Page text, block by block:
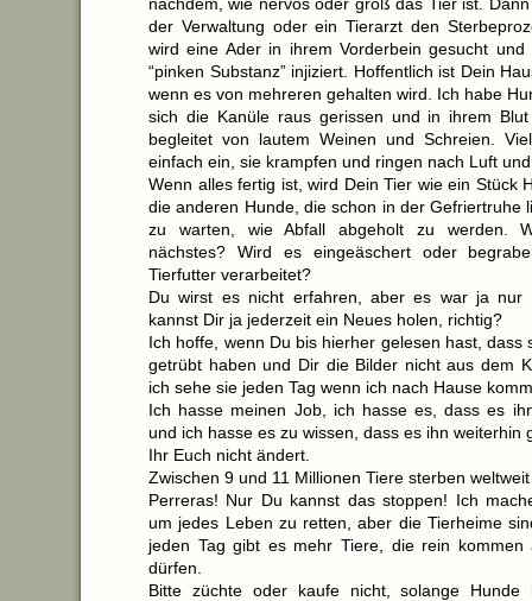
der Verwaltung oder ein Tierarzt den
wird eine Ader in ihrem Vorderbein gesucht und
“pinken Substanz” injiziert. Hoffentlich ist Dein
wenn es von mehreren gehalten wird. Ich habe
sich die Kanüle raus gerissen und in ihrem
begleitet von lautem Weinen und Schreien.
einfach ein, sie krampfen und ringen nach Luft
Wenn alles fertig ist, wird Dein Tier wie ein Stück
die anderen Hunde, die schon in der Gefriertruhe
zu warten, wie Abfall abgeholt zu werden.
nächstes? Wird es eingeäschert oder
Tierfutter verarbeitet?
Du wirst es nicht erfahren, aber es war ja nur
kannst Dir ja jederzeit ein Neues holen, richtig?
Ich hoffe, wenn Du bis hierher gelesen hast, dass
getrübt haben und Dir die Bilder nicht aus dem
ich sehe sie jeden Tag wenn ich nach Hause
Ich hasse meinen Job, ich hasse es, dass es
und ich hasse es zu wissen, dass es ihn weiterhin
Ihr Euch nicht ändert.
Zwischen 9 und 11 Millionen Tiere sterben
Perreras! Nur Du kannst das stoppen! Ich
um jedes Leben zu retten, aber die Tierheime
jeden Tag gibt es mehr Tiere, die rein
dürfen.
Bitte züchte oder kaufe nicht, solange Hunde